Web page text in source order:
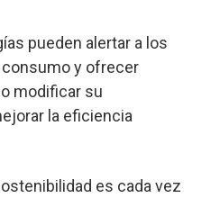
pueden alertar a los
y ofrecer
modificar su
la eficiencia
es cada vez